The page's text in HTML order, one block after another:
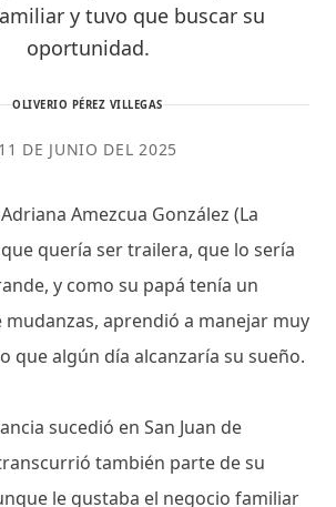
y tuvo que buscar su
oportunidad.
OLIVERIO PÉREZ VILLEGAS
11 DE JUNIO DEL 2025
Amezcua González (La
quería ser trailera, que lo sería
y como su papá tenía un
mudanzas, aprendió a manejar muy
que algún día alcanzaría su sueño.
sucedió en San Juan de
también parte de su
le gustaba el negocio familiar